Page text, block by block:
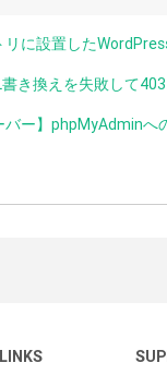
に設置した
き換えを失敗して
バー】phpMyAdmin
LINKS